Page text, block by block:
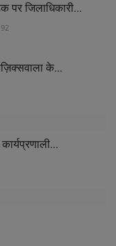
जिलाधिकारी...
के...